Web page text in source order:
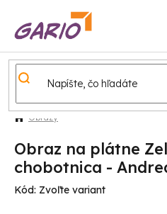
obsah
Obrazy
Obraz na plátne
chobotnica -
Kód: Zvoľte variant